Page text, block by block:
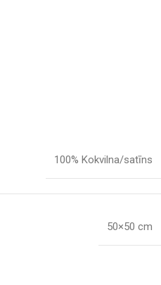
100% Kokvilna/satīns
50×50 cm